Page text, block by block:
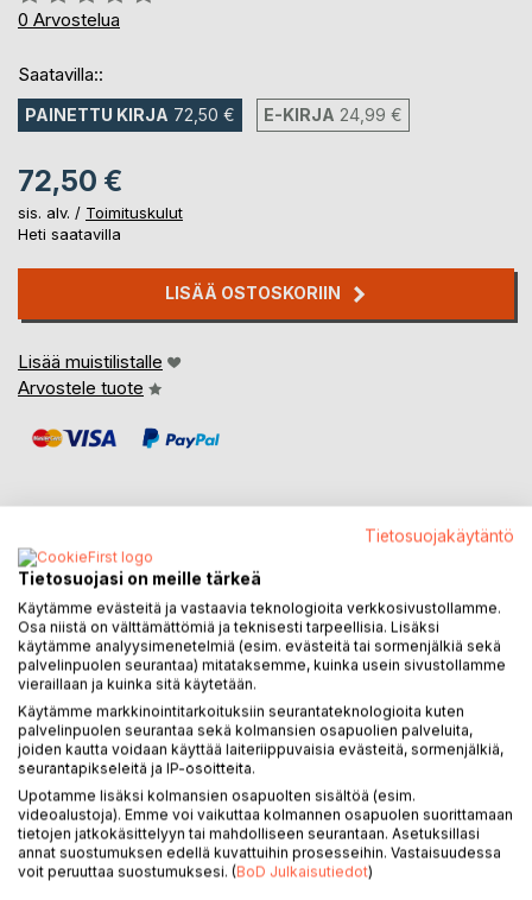
0%
0 Arvostelua
Saatavilla::
PAINETTU KIRJA 72,50 € E-KIRJA 24,99 €
72,50 €
sis. alv. / Toimituskulut
Heti saatavilla
LISÄÄ OSTOSKORIIN
Lisää muistilistalle
Arvostele tuote
KUVAUS
Koska tarkoituksenani on koota suomenkielisiä sananlaskuja
yhteen kirjaan, olen täydentänyt edellistä teostani.
Maksimisivumäärä on 700, joten jouduin poistamaan
mielestäni vähemmän hyviä edellisen kirjani sananparsia.
Etenkin hämäläisiä korvasin muiden murrealueiden
vastaavilla. Murteita tärkeämpiä ovat suomalaisten
ajatukset tämän maailman asioista sekä tuonpuoleisesta.
Lisättyjä sananlaskuja on muun muassa Itä-Karjalasta
(1700). ''Sananlasku on lyhyt lause, joka perustuu pitkään
kokemukseen'' (Miguel de Cervantes). Tämä määritelmä
sallii ottaa mukaan sitaatteja kirjailijoilta ja muusikoilta.
Tietosuojakäytäntö
Tietosuojasi on meille tärkeä
Käytämme evästeitä ja vastaavia teknologioita verkkosivustollamme.
Osa niistä on välttämättömiä ja teknisesti tarpeellisia. Lisäksi
käytämme analyysimenetelmiä (esim. evästeitä tai sormenjälkiä sekä
palvelinpuolen seurantaa) mitataksemme, kuinka usein sivustollamme
vieraillaan ja kuinka sitä käytetään.
Käytämme markkinointitarkoituksiin seurantateknologioita kuten
palvelinpuolen seurantaa sekä kolmansien osapuolien palveluita,
joiden kautta voidaan käyttää laiteriippuvaisia evästeitä, sormenjälkiä,
seurantapikseleitä ja IP-osoitteita.
Upotamme lisäksi kolmansien osapuolten sisältöä (esim.
videoalustoja). Emme voi vaikuttaa kolmannen osapuolen suorittamaan
tietojen jatkokäsittelyyn tai mahdolliseen seurantaan. Asetuksillasi
annat suostumuksen edellä kuvattuihin prosesseihin. Vastaisuudessa
voit peruuttaa suostumuksesi. (BoD Julkaisutiedot)